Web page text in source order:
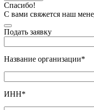
Спасибо!
С вами свяжется наш
Подать заявку
Название организации*
ИНН*